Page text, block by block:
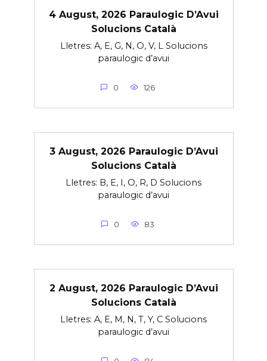
4 August, 2026 Paraulogic D’Avui
Solucions Català
Lletres: A, E, G, N, O, V, L Solucions
paraulogic d’avui
0 126
3 August, 2026 Paraulogic D’Avui
Solucions Català
Lletres: B, E, I, O, R, D Solucions
paraulogic d’avui
0 83
2 August, 2026 Paraulogic D’Avui
Solucions Català
Lletres: A, E, M, N, T, Y, C Solucions
paraulogic d’avui